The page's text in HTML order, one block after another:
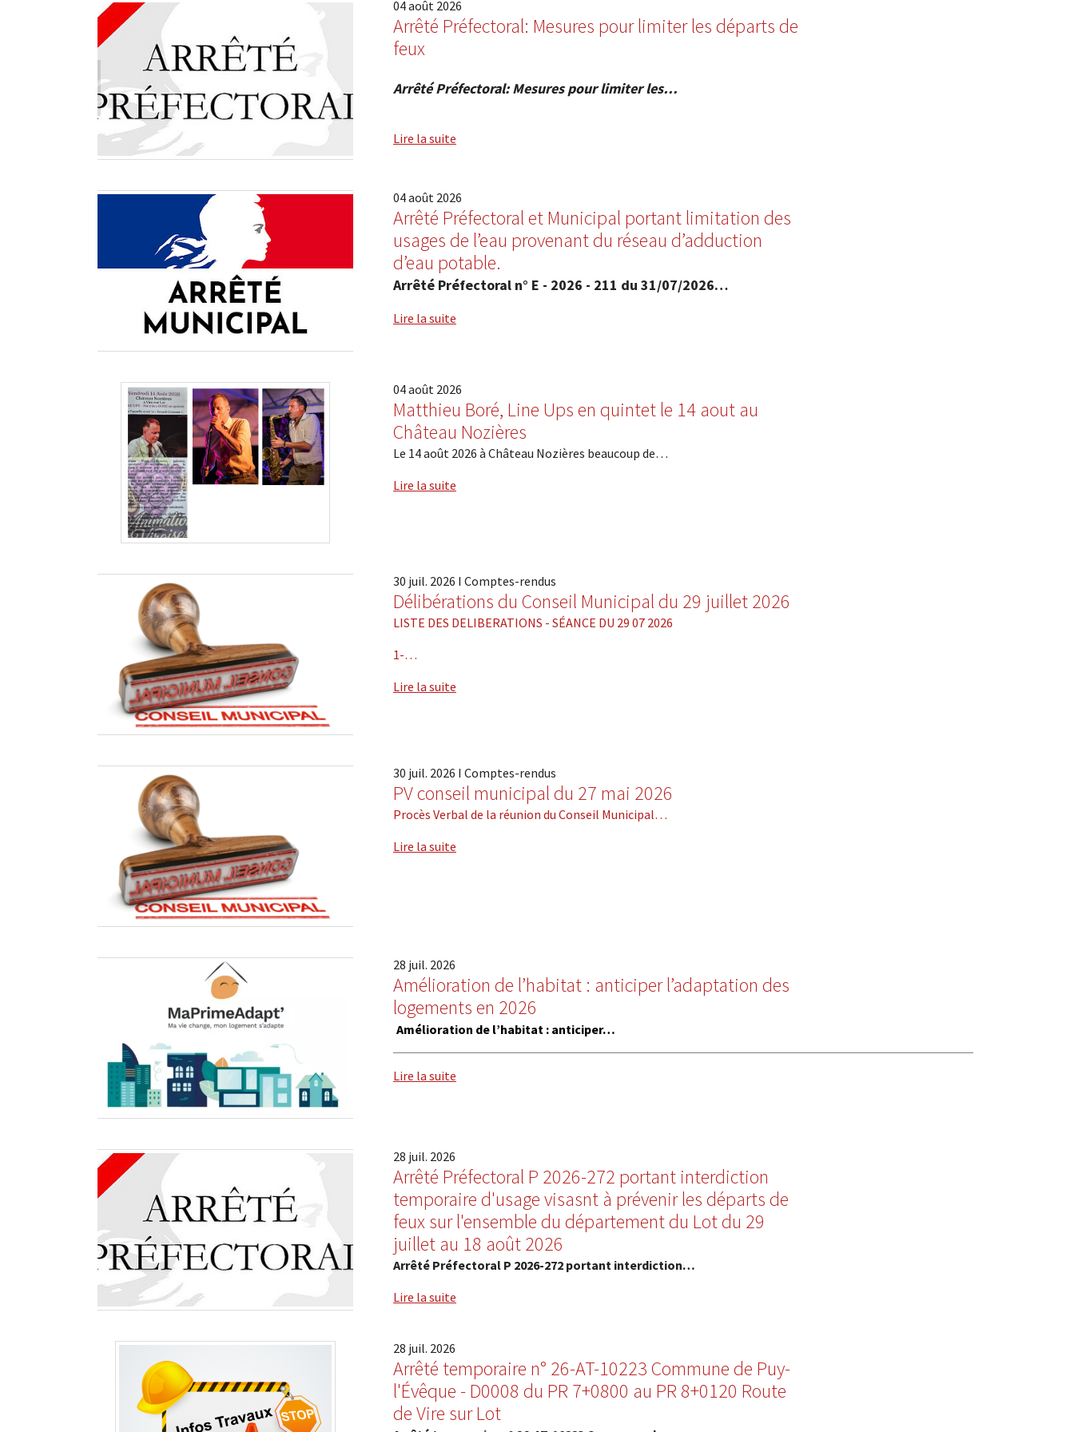
04août 2026
Arrêté Préfectoral: Mesures pour limiter les départs de
feux
Arrêté Préfectoral: Mesures pour limiter les…
Lire la suite
04août 2026
Arrêté Préfectoral et Municipal portant limitation des
usages de l’eau provenant du réseau d’adduction
d’eau potable.
Arrêté Préfectoral n° E - 2026 - 211 du 31/07/2026…
Lire la suite
04août 2026
Matthieu Boré, Line Ups en quintet le 14 aout au
Château Nozières
Le 14 août 2026 à Château Nozières beaucoup de…
Lire la suite
30 juil. 2026 I Comptes-rendus
Délibérations du Conseil Municipal du 29 juillet 2026
LISTE DES DELIBERATIONS - SÉANCE DU 29 07 2026
1-…
Lire la suite
30 juil. 2026 I Comptes-rendus
PV conseil municipal du 27 mai 2026
Procès Verbal de la réunion du Conseil Municipal…
Lire la suite
28 juil. 2026
Amélioration de l’habitat : anticiper l’adaptation des
logements en 2026
Amélioration de l’habitat : anticiper…
Lire la suite
28 juil. 2026
Arrêté Préfectoral P 2026-272 portant interdiction
temporaire d'usage visasnt à prévenir les départs de
feux sur l'ensemble du département du Lot du 29
juillet au 18 août 2026
Arrêté Préfectoral P 2026-272 portant interdiction…
Lire la suite
28 juil. 2026
Arrêté temporaire n° 26-AT-10223 Commune de Puy-
l'Évêque - D0008 du PR 7+0800 au PR 8+0120 Route
de Vire sur Lot